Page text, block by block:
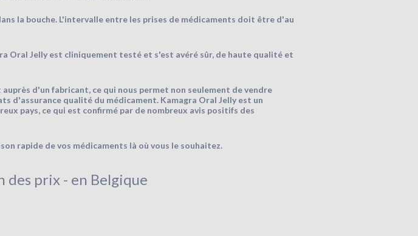
la bouche. L'intervalle entre les prises de médicaments doit être d'au
Oral Jelly est cliniquement testé et s'est avéré sûr, de haute qualité et
d'un fabricant, ce qui nous permet non seulement de vendre
d'assurance qualité du médicament. Kamagra Oral Jelly est un
pays, ce qui est confirmé par de nombreux avis positifs des
rapide de vos médicaments là où vous le souhaitez.
des prix - en Belgique